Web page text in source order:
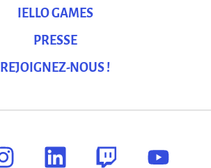
IELLO GAMES
PRESSE
REJOIGNEZ-NOUS !